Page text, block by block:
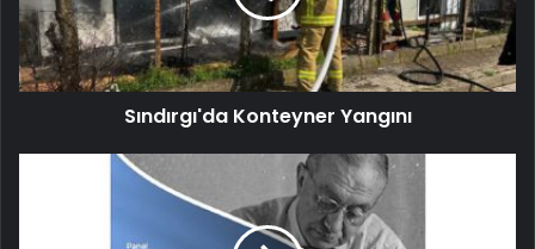
Sındırgı'da Konteyner Yangını